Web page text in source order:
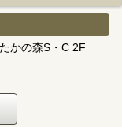
かの森S・C 2F